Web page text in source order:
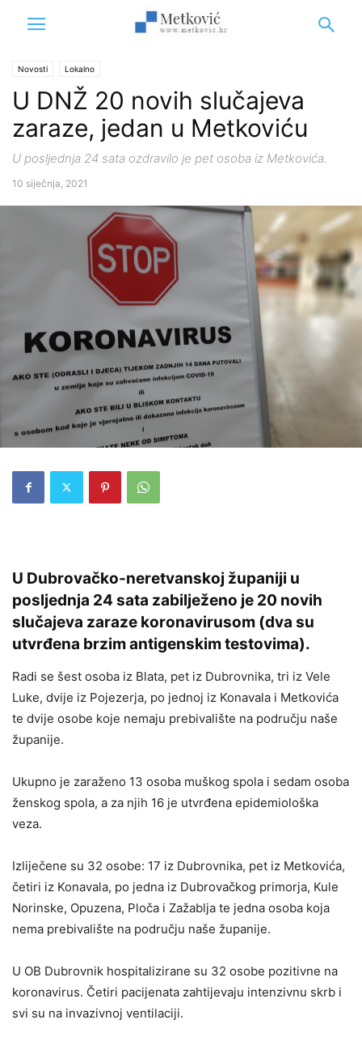
Novosti Lokalno
U DNŽ 20 novih slučajeva
zaraze, jedan u Metkoviću
U posljednja 24 sata ozdravilo je pet osoba iz Metkovića.
10 siječnja, 2021
U Dubrovačko-neretvanskoj županiji u
posljednja 24 sata zabilježeno je 20 novih
slučajeva zaraze koronavirusom (dva su
utvrđena brzim antigenskim testovima).
Radi se šest osoba iz Blata, pet iz Dubrovnika, tri iz Vele
Luke, dvije iz Pojezerja, po jednoj iz Konavala i Metkovića
te dvije osobe koje nemaju prebivalište na području naše
županije.
Ukupno je zaraženo 13 osoba muškog spola i sedam osoba
ženskog spola, a za njih 16 je utvrđena epidemiološka
veza.
Izliječene su 32 osobe: 17 iz Dubrovnika, pet iz Metkovića,
četiri iz Konavala, po jedna iz Dubrovačkog primorja, Kule
Norinske, Opuzena, Ploča i Zažablja te jedna osoba koja
nema prebivalište na području naše županije.
U OB Dubrovnik hospitalizirane su 32 osobe pozitivne na
koronavirus. Četiri pacijenata zahtijevaju intenzivnu skrb i
svi su na invazivnoj ventilaciji.